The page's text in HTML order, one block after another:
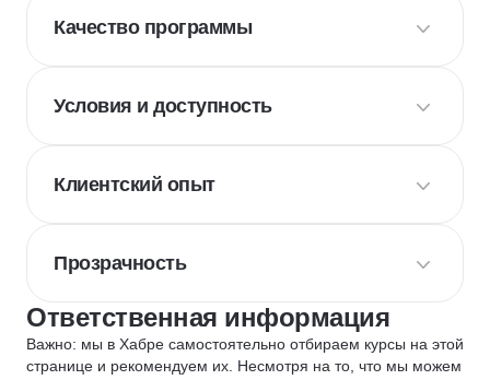
Качество программы
Условия и доступность
Клиентский опыт
Прозрачность
Ответственная информация
Важно: мы в Хабре самостоятельно отбираем курсы на этой
странице и рекомендуем их. Несмотря на то, что мы можем